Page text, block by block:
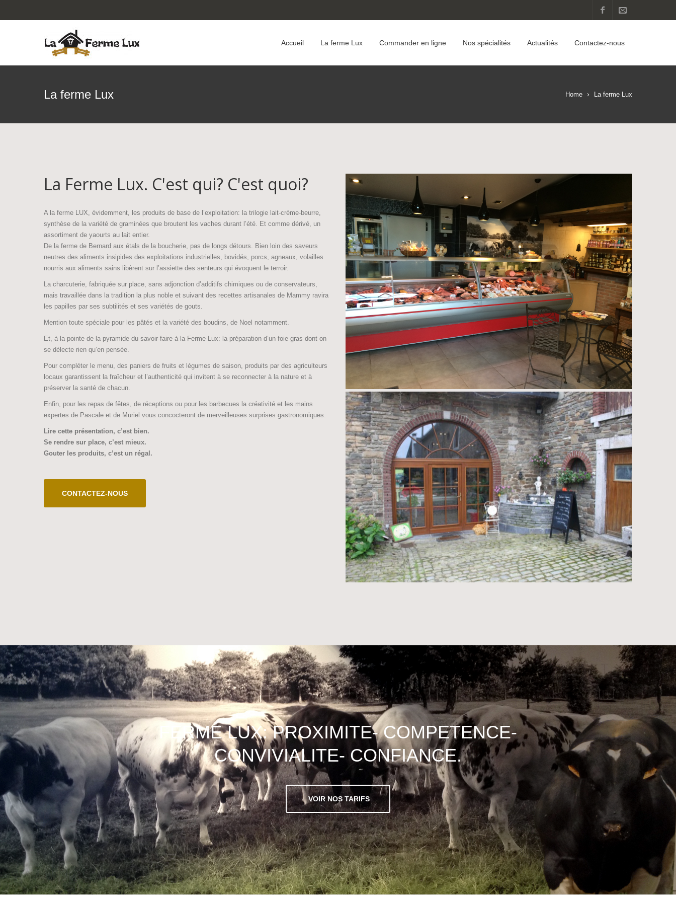
Accueil La ferme Lux Commander en ligne Nos spécialités Actualités Contactez-nous
La ferme Lux Home La ferme Lux
La Ferme Lux. C'est qui? C'est quoi?
A la ferme LUX, évidemment, les produits de base de l’exploitation: la trilogie lait-crème-beurre,
synthèse de la variété de graminées que broutent les vaches durant l’été. Et comme dérivé, un
assortiment de yaourts au lait entier.
De la ferme de Bernard aux étals de la boucherie, pas de longs détours. Bien loin des saveurs
neutres des aliments insipides des exploitations industrielles, bovidés, porcs, agneaux, volailles
nourris aux aliments sains libèrent sur l’assiette des senteurs qui évoquent le terroir.
La charcuterie, fabriquée sur place, sans adjonction d’additifs chimiques ou de conservateurs,
mais travaillée dans la tradition la plus noble et suivant des recettes artisanales de Mammy ravira
les papilles par ses subtilités et ses variétés de gouts.
Mention toute spéciale pour les pâtés et la variété des boudins, de Noel notamment.
Et, à la pointe de la pyramide du savoir-faire à la Ferme Lux: la préparation d’un foie gras dont on
se délecte rien qu’en pensée.
Pour compléter le menu, des paniers de fruits et légumes de saison, produits par des agriculteurs
locaux garantissent la fraîcheur et l’authenticité qui invitent à se reconnecter à la nature et à
préserver la santé de chacun.
Enfin, pour les repas de fêtes, de réceptions ou pour les barbecues la créativité et les mains
expertes de Pascale et de Muriel vous concocteront de merveilleuses surprises gastronomiques.
Lire cette présentation, c’est bien.
Se rendre sur place, c’est mieux.
Gouter les produits, c’est un régal.
CONTACTEZ-NOUS
FERME LUX: PROXIMITE- COMPETENCE-
CONVIVIALITE- CONFIANCE.
VOIR NOS TARIFS